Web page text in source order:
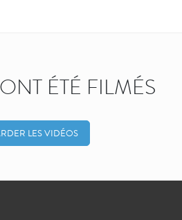
ÉTÉ FILMÉS
LES VIDÉOS